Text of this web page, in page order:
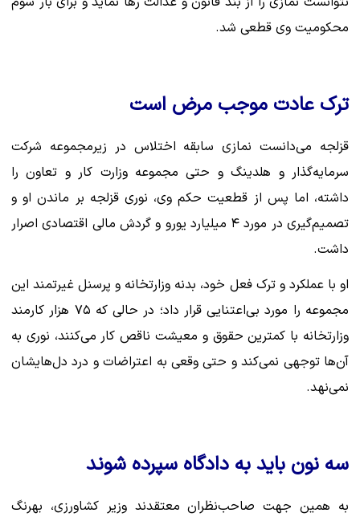
محکومیت وی قطعی شد.
ترک عادت موجب مرض است
قزلجه می‌دانست نمازی سابقه اختلاس در زیرمجموعه شرکت
سرمایه‌گذار و هلدینگ و حتی مجموعه وزارت کار و تعاون را
داشته، اما پس از قطعیت حکم وی، نوری قزلجه بر ماندن او و
تصمیم‌گیری در مورد ۴ میلیارد یورو و گردش مالی اقتصادی اصرار
داشت.
او با عملکرد و ترک فعل خود، بدنه وزارتخانه و پرسنل غیرتمند این
مجموعه را مورد بی‌اعتنایی قرار داد؛ در حالی که ۷۵ هزار کارمند
وزارتخانه با کمترین حقوق و معیشت ناقص کار می‌کنند، نوری به
آن‌ها توجهی نمی‌کند و حتی وقعی به اعتراضات و درد دل‌هایشان
نمی‌نهد.
سه نون باید به دادگاه سپرده شوند
به همین جهت صاحب‌نظران معتقدند وزیر کشاورزی، بهرنگ